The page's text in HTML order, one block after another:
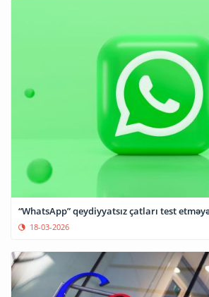
“WhatsApp” qeydiyyatsız çatları test
18-03-2026